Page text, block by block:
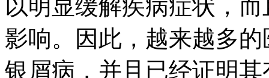
以明显缓解疾病症状，
影响。因此，越来越多
银屑病，并且已经证明